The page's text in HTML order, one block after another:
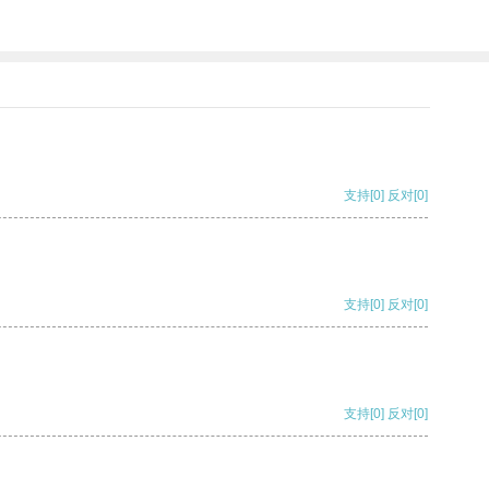
支持[0] 反对[0]
支持[0] 反对[0]
支持[0] 反对[0]